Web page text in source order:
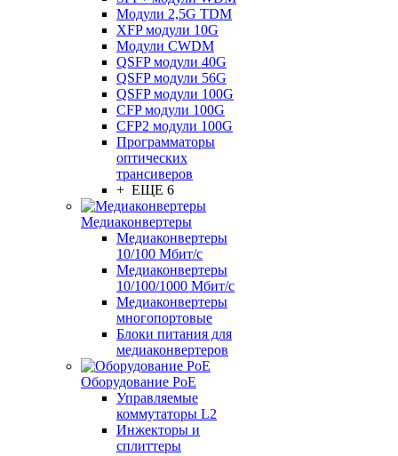
Модули 2,5G TDM
XFP модули 10G
Модули CWDM
QSFP модули 40G
QSFP модули 56G
QSFP модули 100G
CFP модули 100G
CFP2 модули 100G
Программаторы
оптических
трансиверов
+ ЕЩЕ 6
Медиаконвертеры
Медиаконвертеры
10/100 Мбит/с
Медиаконвертеры
10/100/1000 Мбит/c
Медиаконвертеры
многопортовые
Блоки питания для
медиаконвертеров
Оборудование PoE
Управляемые
коммутаторы L2
Инжекторы и
сплиттеры